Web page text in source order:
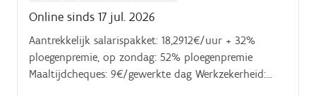
Online sinds 17 jul. 2026
Aantrekkelijk salarispakket: 18,2912€/uur + 32%
ploegenpremie, op zondag: 52% ploegenpremie
Maaltijdcheques: 9€/gewerkte dag Werkzekerheid: